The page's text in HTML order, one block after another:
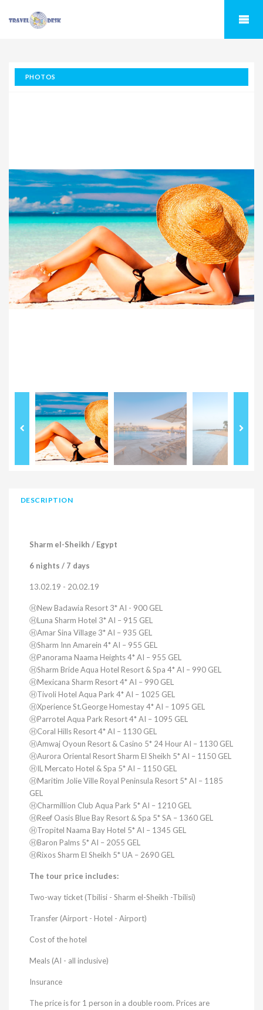
PHOTOS
DESCRIPTION
Sharm el-Sheikh / Egypt
6 nights / 7 days
13.02.19 - 20.02.19
ⒽNew Badawia Resort 3* AI - 900 GEL
ⒽLuna Sharm Hotel 3* AI – 915 GEL
ⒽAmar Sina Village 3* AI – 935 GEL
ⒽSharm Inn Amarein 4* AI – 955 GEL
ⒽPanorama Naama Heights 4* AI – 955 GEL
ⒽSharm Bride Aqua Hotel Resort & Spa 4* AI – 990 GEL
ⒽMexicana Sharm Resort 4* AI – 990 GEL
ⒽTivoli Hotel Aqua Park 4* AI – 1025 GEL
ⒽXperience St.George Homestay 4* AI – 1095 GEL
ⒽParrotel Aqua Park Resort 4* AI – 1095 GEL
ⒽCoral Hills Resort 4* AI – 1130 GEL
ⒽAmwaj Oyoun Resort & Casino 5* 24 Hour AI – 1130 GEL
ⒽAurora Oriental Resort Sharm El Sheikh 5* AI – 1150 GEL
ⒽIL Mercato Hotel & Spa 5* AI – 1150 GEL
ⒽMaritim Jolie Ville Royal Peninsula Resort 5* AI – 1185
GEL
ⒽCharmillion Club Aqua Park 5* AI – 1210 GEL
ⒽReef Oasis Blue Bay Resort & Spa 5* SA – 1360 GEL
ⒽTropitel Naama Bay Hotel 5* AI – 1345 GEL
ⒽBaron Palms 5* AI – 2055 GEL
ⒽRixos Sharm El Sheikh 5* UA – 2690 GEL
The tour price includes:
Two-way ticket (Tbilisi - Sharm el-Sheikh -Tbilisi)
Transfer (Airport - Hotel - Airport)
Cost of the hotel
Meals (AI - all inclusive)
Insurance
The price is for 1 person in a double room. Prices are